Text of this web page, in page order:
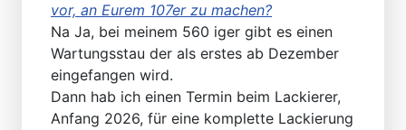
vor, an Eurem 107er zu machen?
Na Ja, bei meinem 560 iger gibt es einen
Wartungsstau der als erstes ab Dezember
eingefangen wird.
Dann hab ich einen Termin beim Lackierer,
Anfang 2026, für eine komplette Lackierung